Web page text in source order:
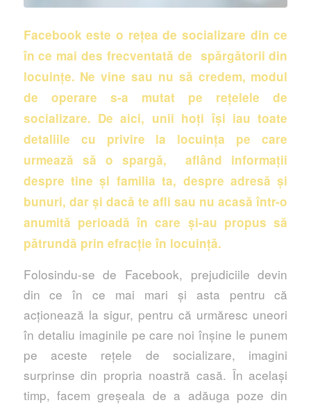
Facebook este o rețea de socializare din ce
în ce mai des frecventată de spărgătorii din
locuințe. Ne vine sau nu să credem, modul
de operare s-a mutat pe rețelele de
socializare. De aici, unii hoți își iau toate
detaliile cu privire la locuința pe care
urmează să o spargă, aflând informații
despre tine și familia ta, despre adresă și
bunuri, dar şi dacă te afli sau nu acasă într-o
anumită perioadă în care și-au propus să
pătrundă prin efracție în locuință.
Folosindu-se de Facebook, prejudiciile devin
din ce în ce mai mari și asta pentru că
acționează la sigur, pentru că urmăresc uneori
în detaliu imaginile pe care noi înșine le punem
pe aceste rețele de socializare, imagini
surprinse din propria noastră casă. În același
timp, facem greșeala de a adăuga poze din